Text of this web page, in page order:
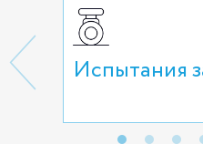
Испытания